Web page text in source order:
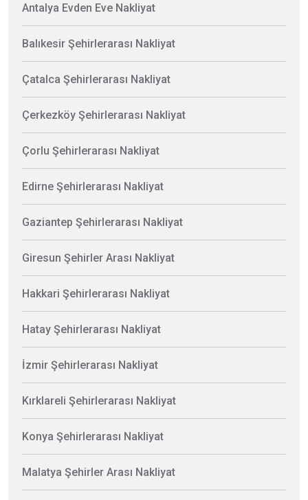
Antalya Evden Eve Nakliyat
Balıkesir Şehirlerarası Nakliyat
Çatalca Şehirlerarası Nakliyat
Çerkezköy Şehirlerarası Nakliyat
Çorlu Şehirlerarası Nakliyat
Edirne Şehirlerarası Nakliyat
Gaziantep Şehirlerarası Nakliyat
Giresun Şehirler Arası Nakliyat
Hakkari Şehirlerarası Nakliyat
Hatay Şehirlerarası Nakliyat
İzmir Şehirlerarası Nakliyat
Kırklareli Şehirlerarası Nakliyat
Konya Şehirlerarası Nakliyat
Malatya Şehirler Arası Nakliyat